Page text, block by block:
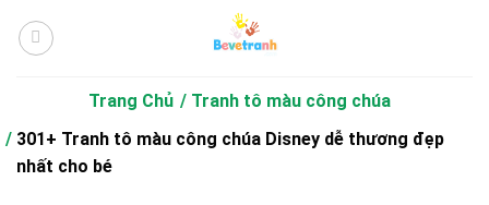
qua
Trang Chủ
Tranh tô màu công chúa
301+ Tranh tô màu công chúa Disney dễ thương đẹp
nhất cho bé